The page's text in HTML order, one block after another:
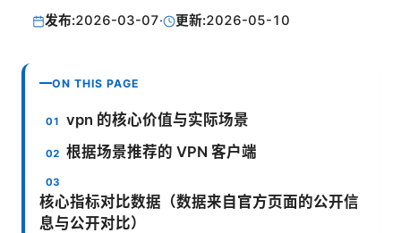
发布:2026-03-07· 更新:2026-05-10
ON THIS PAGE
vpn 的核心价值与实际场景
根据场景推荐的 VPN 客户端
核心指标对比数据（数据来自官方页面的公开信
息与公开对比）